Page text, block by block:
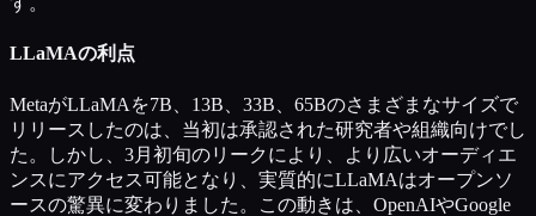
LLaMAの利点
MetaがLLaMAを7B、13B、33B、65Bのさまざまなサイズで
リリースしたのは、当初は承認された研究者や組織向けでし
た。しかし、3月初旬のリークにより、より広いオーディエ
ンスにアクセス可能となり、実質的にLLaMAはオープンソ
ースの驚異に変わりました。この動きは、OpenAIやGoogle